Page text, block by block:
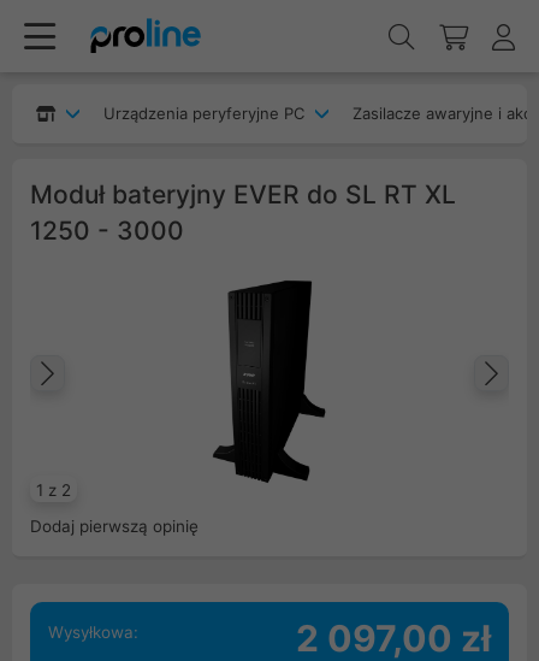
Urządzenia peryferyjne PC Zasilacze awaryjne i
Moduł bateryjny EVER do SL RT XL
1250 - 3000
1 z 2
Dodaj pierwszą opinię
Wysyłkowa: 2 097,00 zł